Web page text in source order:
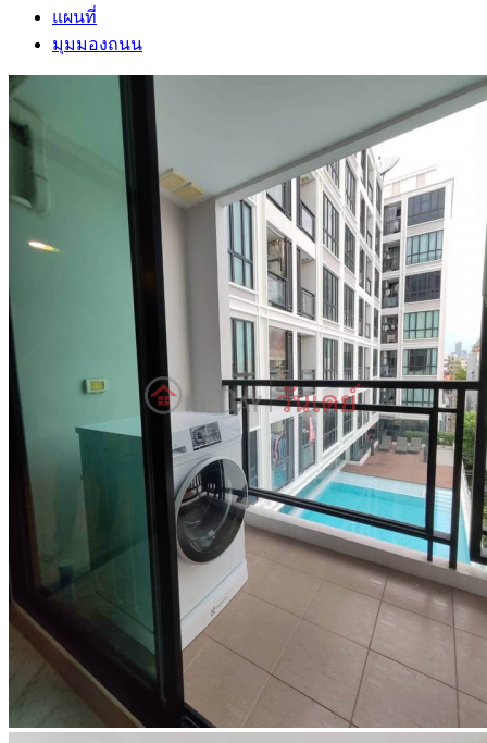
แผนที่
มุมมองถนน